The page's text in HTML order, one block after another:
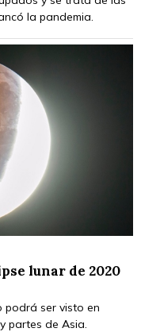
la pandemia.
lunar de 2020
podrá ser visto en
partes de Asia.